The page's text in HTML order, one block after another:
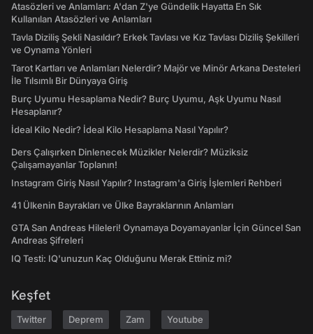
Atasözleri ve Anlamları: A'dan Z'ye Gündelik Hayatta En Sık
Kullanılan Atasözleri ve Anlamları
Tavla Diziliş Şekli Nasıldır? Erkek Tavlası ve Kız Tavlası Diziliş Şekilleri
ve Oynama Yönleri
Tarot Kartları ve Anlamları Nelerdir? Majör ve Minör Arkana Desteleri
İle Tılsımlı Bir Dünyaya Giriş
Burç Uyumu Hesaplama Nedir? Burç Uyumu, Aşk Uyumu Nasıl
Hesaplanır?
İdeal Kilo Nedir? İdeal Kilo Hesaplama Nasıl Yapılır?
Ders Çalışırken Dinlenecek Müzikler Nelerdir? Müziksiz
Çalışamayanlar Toplanın!
Instagram Giriş Nasıl Yapılır? Instagram'a Giriş İşlemleri Rehberi
41 Ülkenin Bayrakları ve Ülke Bayraklarının Anlamları
GTA San Andreas Hileleri! Oynamaya Doyamayanlar İçin Güncel San
Andreas Şifreleri
IQ Testi: IQ'unuzun Kaç Olduğunu Merak Ettiniz mi?
Keşfet
Twitter Deprem Zam Youtube